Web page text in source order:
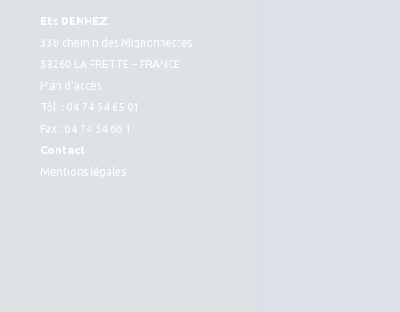
Ets DENHEZ
330 chemin des Mignonnettes
38260 LA FRETTE – FRANCE
Plan d’accès
Tél. : 04 74 54 65 01
Fax : 04 74 54 66 11
Contact
Mentions légales